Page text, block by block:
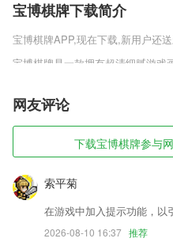
宝博棋牌下载简介
宝博棋牌APP,现在下载,新用户还
宝博棋牌是一款拥有超清细腻游戏
高端的3d建模系统，为玩家打造
景音乐，带给大家沉浸式的体验，
仙侠人物角色。任玩家随意选择，
地图任你探索，带给你不一样的仙
宝博棋牌软件特色
1,＊品牌宣传水印：
2,【征才解决方案】基于全球高端
引智、打造雇主品牌；
网友评论
下载宝博棋牌参与
索平菊
在游戏中加入提示功能，以
2026-08-10 16:37 推荐